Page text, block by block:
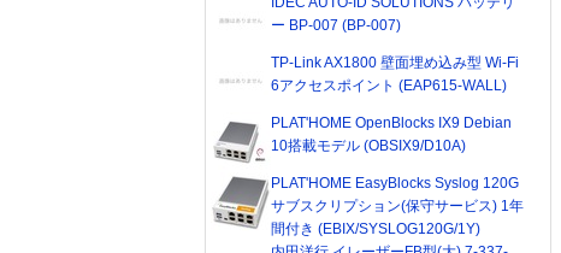
ー BP-007 (BP-007)
TP-Link AX1800 壁面埋め込み型 Wi-Fi
6アクセスポイント (EAP615-WALL)
PLAT'HOME OpenBlocks IX9 Debian
10搭載モデル (OBSIX9/D10A)
PLAT'HOME EasyBlocks Syslog 120G
サブスクリプション(保守サービス) 1年
間付き (EBIX/SYSLOG120G/1Y)